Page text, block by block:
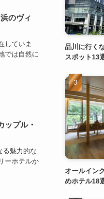
のヴィ
していま
では自然に
ップル・
る魅力的な
ーホテルか
品川に行く
スポット13
オールイン
めホテル18